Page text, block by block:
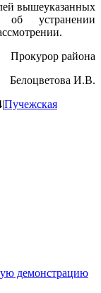
вышеуказанных
об устранении
Прокурор района
Белоцветова И.В.
|Пучежская
демонстрацию